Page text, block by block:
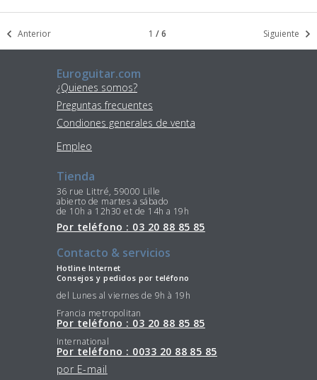
Anterior 1 /6 Siguiente
Euroguitar.com
¿Quienes somos?
Preguntas frecuentes
Condiones generales de venta
Empleo
Tienda
36 rue Littré, 59000 Lille
abierto de martes a sábado
de 10h a 12h30 et de 14h a 19h
Por teléfono : 03 20 88 85 85
Contacto & servicios
Hotline Internet
Consejos y pedidos por teléfono
del Lunes al viernes de 9h à 19h
Francia metropolitan
Por teléfono : 03 20 88 85 85
International
Por teléfono : 0033 20 88 85 85
por E-mail